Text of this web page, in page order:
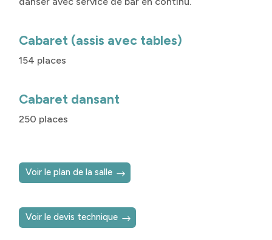
Cabaret (assis avec tables)
154 places
Cabaret dansant
250 places
Voir le plan de la salle
Voir le devis technique